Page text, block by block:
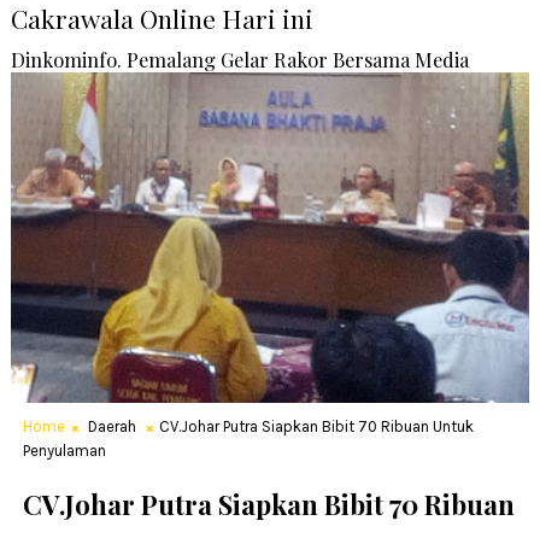
Cakrawala Online Hari ini
Dinkominfo. Pemalang Gelar Rakor Bersama Media
Home Daerah
CV.Johar Putra Siapkan Bibit 70 Ribuan Untuk
Penyulaman
CV.Johar Putra Siapkan Bibit 70 Ribuan